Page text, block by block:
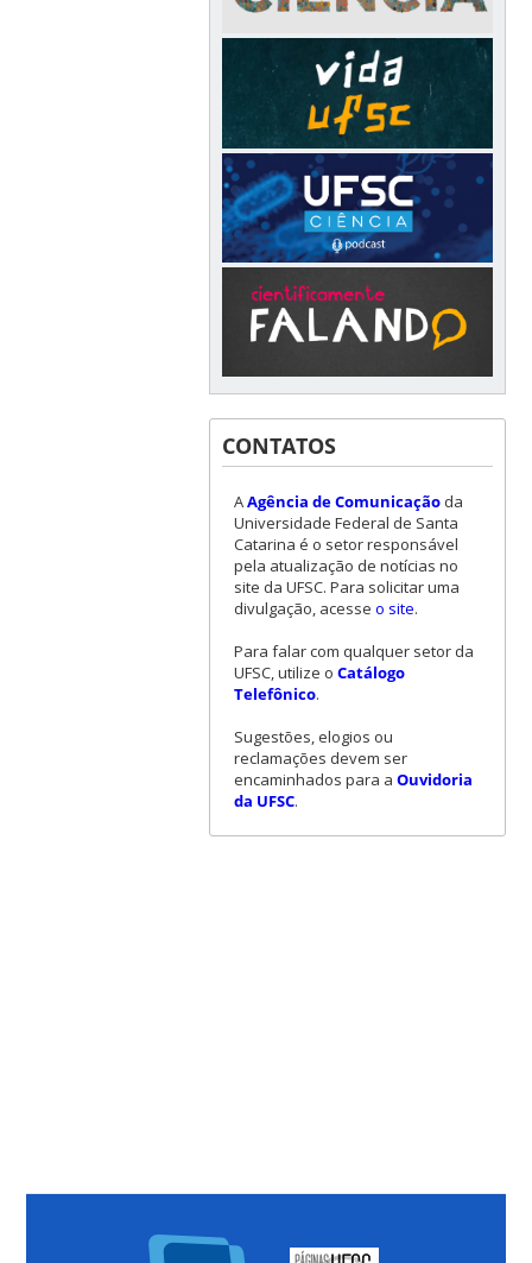
CONTATOS
AAgência de Comunicaçãoda
Universidade Federal de Santa
Catarina é o setor responsável
pela atualização de notícias no
site da UFSC. Para solicitar uma
divulgação, acesse o site.
Para falar com qualquer setor da
UFSC, utilize o Catálogo
Telefônico.
Sugestões, elogios ou
reclamações devem ser
encaminhados para a Ouvidoria
da UFSC.